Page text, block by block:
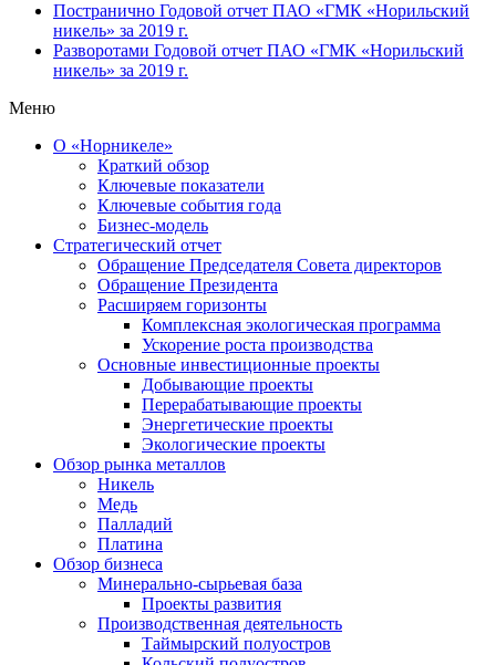
Постранично Годовой отчет ПАО «ГМК «Норильский
никель» за 2019 г.
Разворотами Годовой отчет ПАО «ГМК «Норильский
никель» за 2019 г.
Меню
О «Норникеле»
Краткий обзор
Ключевые показатели
Ключевые события года
Бизнес-модель
Стратегический отчет
Обращение Председателя Совета директоров
Обращение Президента
Расширяем горизонты
Комплексная экологическая программа
Ускорение роста производства
Основные инвестиционные проекты
Добывающие проекты
Перерабатывающие проекты
Энергетические проекты
Экологические проекты
Обзор рынка металлов
Никель
Медь
Палладий
Платина
Обзор бизнеса
Минерально-сырьевая база
Проекты развития
Производственная деятельность
Таймырский полуостров